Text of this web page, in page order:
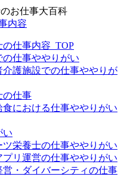
お仕事大百科
内容
仕事内容_TOP
仕事ややりがい
護施設での仕事ややりが
の仕事
における仕事ややりがい
い
栄養士の仕事ややりがい
リ運営の仕事ややりがい
・ダイバーシティの仕事